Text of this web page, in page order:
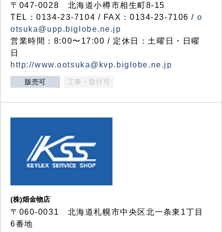
〒047-0028 北海道小樽市相生町8-15
TEL：0134-23-7104 / FAX：0134-23-7106 / o
otsuka@upp.biglobe.ne.jp
営業時間：8:00〜17:00 / 定休日：土曜日・日曜
日
http://www.ootsuka@kvp.biglobe.ne.jp
販売可 工事・取付可
(株)畑金物店
〒060-0031 北海道札幌市中央区北一条東1丁目
6番地